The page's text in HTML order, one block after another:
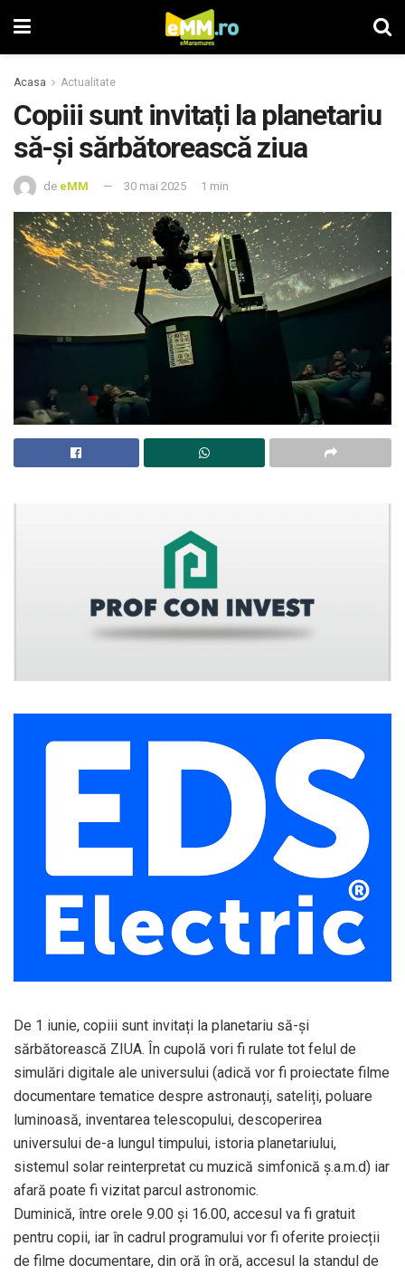
Acasa Actualitate
Copiii sunt invitați la planetariu
să-și sărbătorească ziua
de eMM 30 mai 2025 1 min
De 1 iunie, copiii sunt invitați la planetariu să-și
sărbătorească ZIUA. În cupolă vori fi rulate tot felul de
simulări digitale ale universului (adică vor fi proiectate filme
documentare tematice despre astronauți, sateliți, poluare
luminoasă, inventarea telescopului, descoperirea
universului de-a lungul timpului, istoria planetariului,
sistemul solar reinterpretat cu muzică simfonică ș.a.m.d) iar
afară poate fi vizitat parcul astronomic.
Duminică, între orele 9.00 și 16.00, accesul va fi gratuit
pentru copii, iar în cadrul programului vor fi oferite proiecții
de filme documentare, din oră în oră, accesul la standul de